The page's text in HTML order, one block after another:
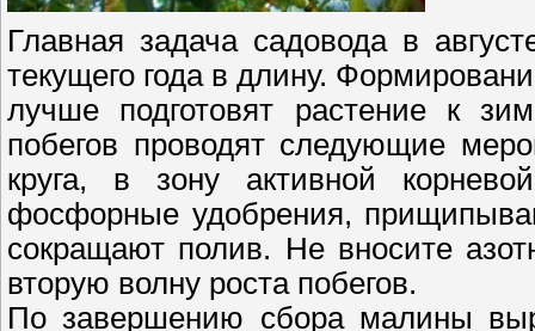
Главная задача садовода в
текущего года в длину.
лучше подготовят растение к
побегов проводят следующие
круга, в зону активной
фосфорные удобрения,
сокращают полив. Не вносите
вторую волну роста побегов.
По завершению сбора малины